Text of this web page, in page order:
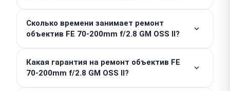
рассчитывается индивидуально после
проведения бесплатной диагностики. Итоговая
цена зависит от характера повреждений и
сложности предстоящих манипуляций. Скрытые
доплаты полностью исключены.
Сколько времени занимает ремонт
объектив FE 70-200mm f/2.8 GM OSS II?
в день обращения, часто за пару часов. При
выполнении сложного ремонта срок составит 3–4
дня. Точное время мастер озвучит после осмотра
Какая гарантия на ремонт объектив FE
70-200mm f/2.8 GM OSS II?